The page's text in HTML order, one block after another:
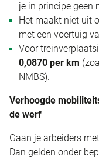
je in principe geen
Het maakt niet uit
met een voertuig
Voor
0,0870 per km
NMBS).
Verhoogde
de werf
Gaan je arbeiders
Dan gelden onder